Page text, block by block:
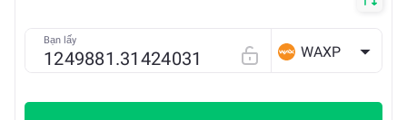
Bạn lấy
WAXP